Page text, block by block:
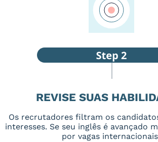
REVISE SUAS
Os recrutadores filtram os
interesses. Se seu inglês é avançado
por vagas